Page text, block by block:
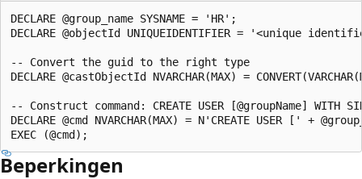
DECLARE @group_name SYSNAME = 'HR';
DECLARE @objectId UNIQUEIDENTIFIER =
-- Convert the guid to the right type
DECLARE @castObjectId NVARCHAR(MAX) =
-- Construct command: CREATE USER [@groupName] WITH
DECLARE @cmd NVARCHAR(MAX) = N'CREATE USER ['
Beperkingen